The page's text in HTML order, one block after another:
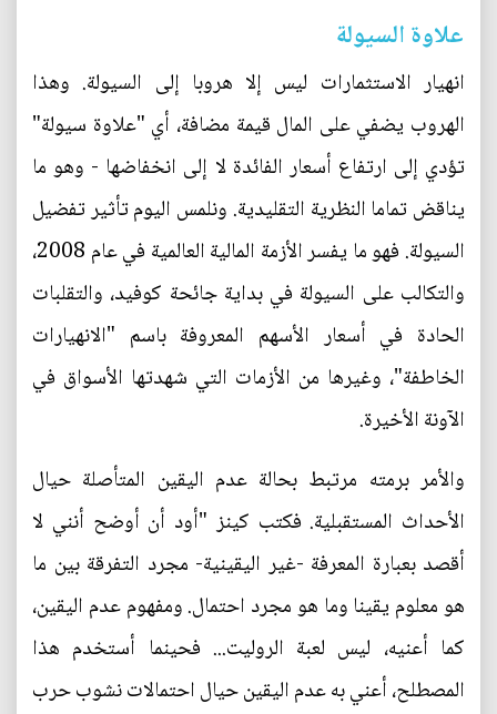
علاوة السيولة
انهيار الاستثمارات ليس إلا هروبا إلى السيولة. وهذا
الهروب يضفي على المال قيمة مضافة، أي "علاوة سيولة"
تؤدي إلى ارتفاع أسعار الفائدة لا إلى انخفاضها - وهو ما
يناقض تماما النظرية التقليدية. ونلمس اليوم تأثير تفضيل
السيولة. فهو ما يفسر الأزمة المالية العالمية في عام 2008،
والتكالب على السيولة في بداية جائحة كوفيد، والتقلبات
الحادة في أسعار الأسهم المعروفة باسم "الانهيارات
الخاطفة"، وغيرها من الأزمات التي شهدتها الأسواق في
الآونة الأخيرة.
والأمر برمته مرتبط بحالة عدم اليقين المتأصلة حيال
الأحداث المستقبلية. فكتب كينز "أود أن أوضح أنني لا
أقصد بعبارة المعرفة -غير اليقينية- مجرد التفرقة بين ما
هو معلوم يقينا وما هو مجرد احتمال. ومفهوم عدم اليقين،
كما أعنيه، ليس لعبة الروليت... فحينما أستخدم هذا
المصطلح، أعني به عدم اليقين حيال احتمالات نشوب حرب